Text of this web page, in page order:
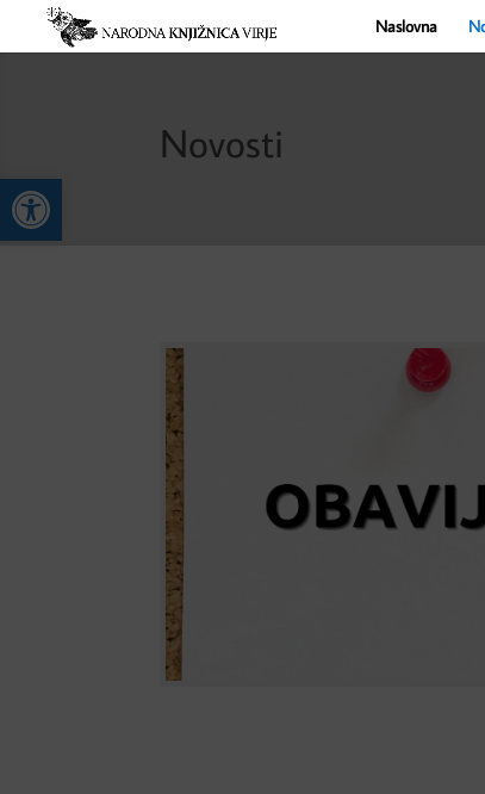
Open toolbar
Naslovna
Novosti
Obavijest o radnom vremenu